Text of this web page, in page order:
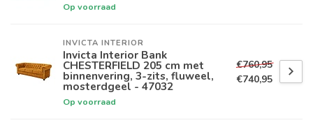
Op voorraad
INVICTA INTERIOR
Invicta Interior Bank
CHESTERFIELD 205 cm met
binnenvering, 3-zits, fluweel,
mosterdgeel - 47032
Op voorraad
€760,95
€740,95